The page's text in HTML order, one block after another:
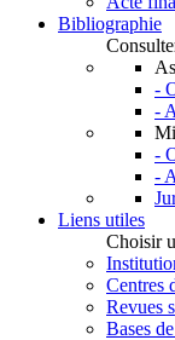
Bibliographie
-
-
-
-
Liens utiles
Choisir
Centres
Revues
Bases